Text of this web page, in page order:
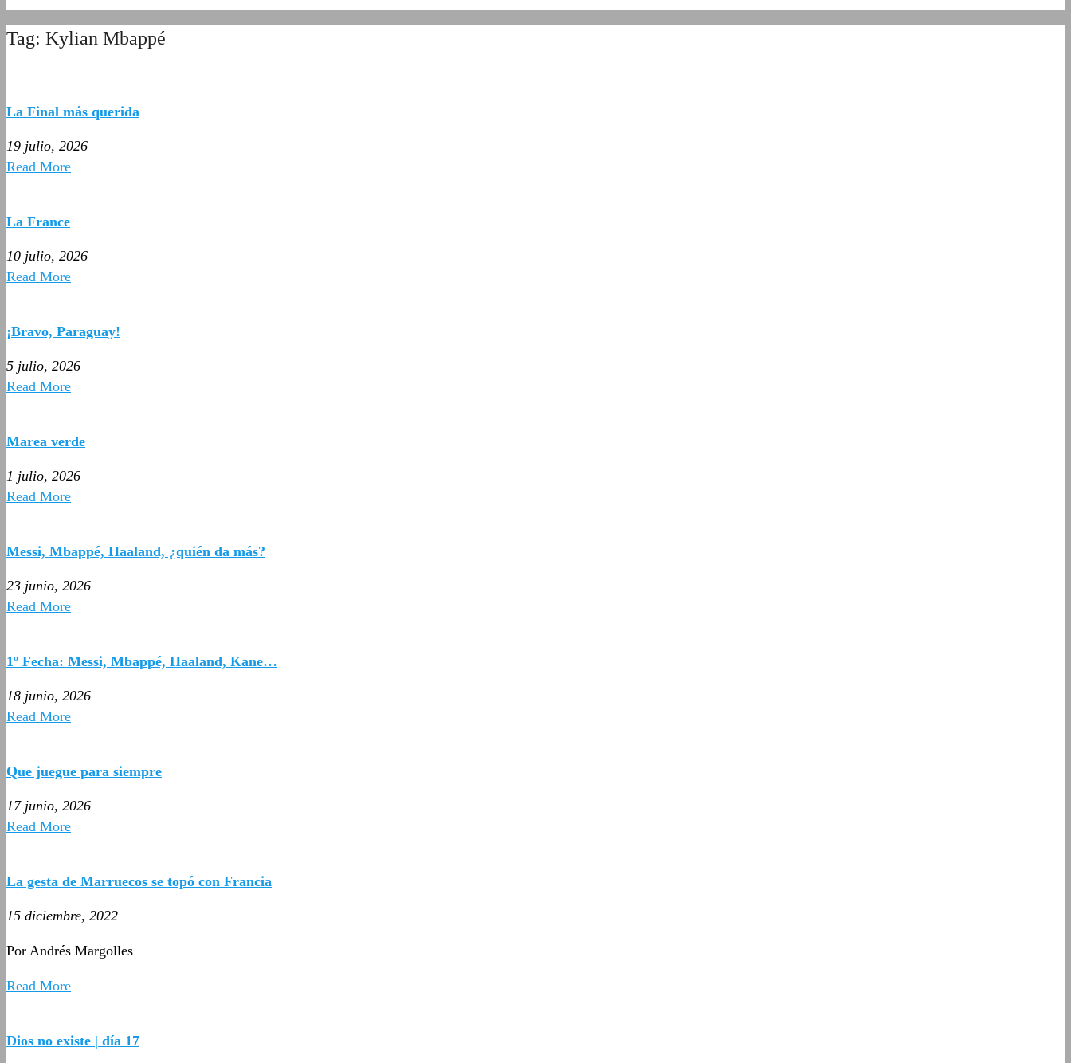
Tag: Kylian Mbappé
La Final más querida
19 julio, 2026
Read More
La France
10 julio, 2026
Read More
¡Bravo, Paraguay!
5 julio, 2026
Read More
Marea verde
1 julio, 2026
Read More
Messi, Mbappé, Haaland, ¿quién da más?
23 junio, 2026
Read More
1º Fecha: Messi, Mbappé, Haaland, Kane…
18 junio, 2026
Read More
Que juegue para siempre
17 junio, 2026
Read More
La gesta de Marruecos se topó con Francia
15 diciembre, 2022
Por Andrés Margolles
Read More
Dios no existe | día 17